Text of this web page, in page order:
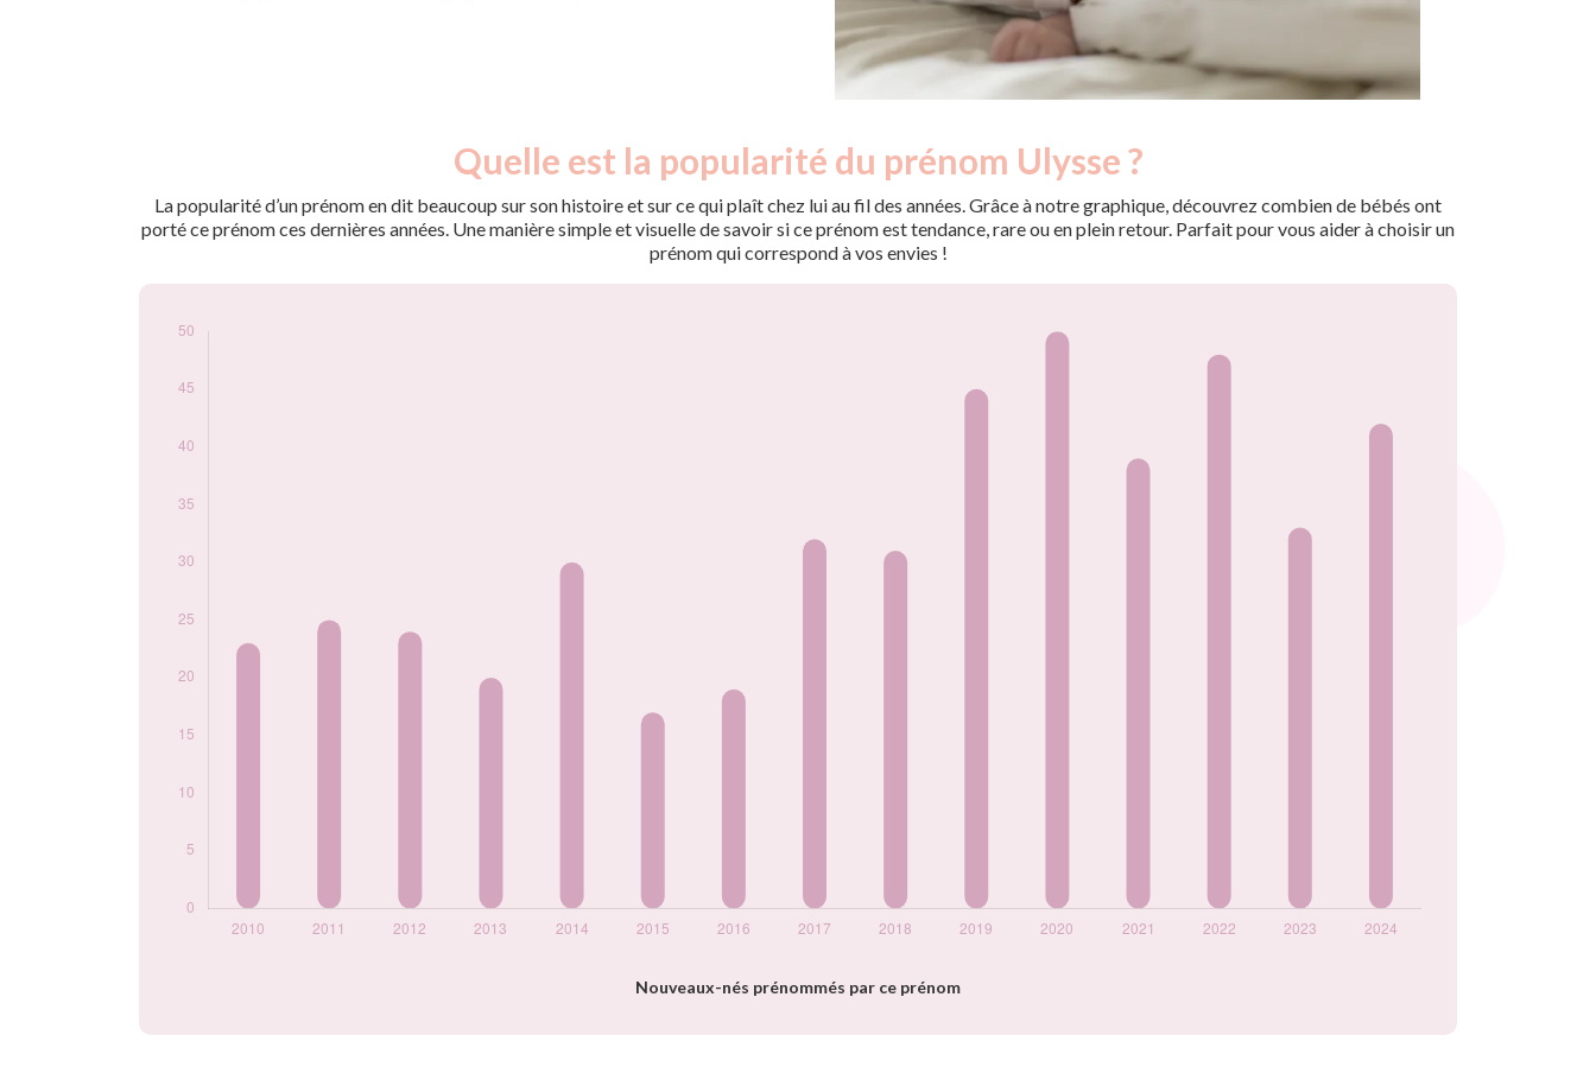
Quelle est la popularité du prénom Ulysse ?
La popularité d’un prénom en dit beaucoup sur son histoire et sur ce qui plaît chez lui au fil des années. Grâce à notre graphique, découvrez combien de bébés ont
porté ce prénom ces dernières années. Une manière simple et visuelle de savoir si ce prénom est tendance, rare ou en plein retour. Parfait pour vous aider à choisir un
prénom qui correspond à vos envies !
Nouveaux-nés prénommés par ce prénom
Popularité du
prénom Ulysse par
année
2009
19
2010
23
2014
30
2016
2021
2023